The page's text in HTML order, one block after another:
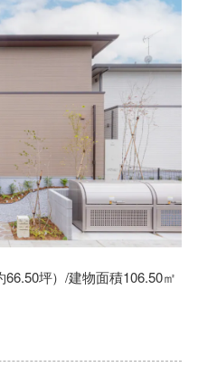
66.50坪）/建物面積106.50㎡